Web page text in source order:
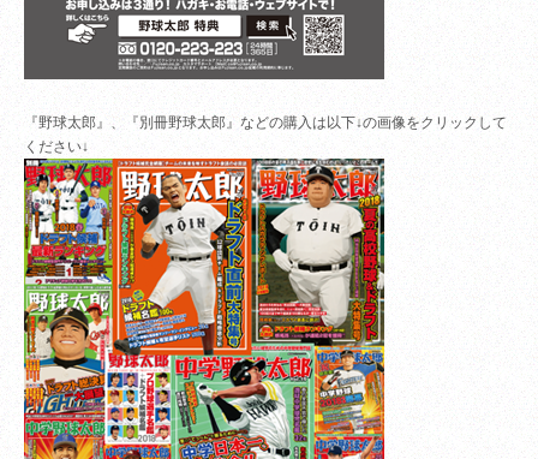
『野球太郎』、『別冊野球太郎』などの購入は以下↓の画像をクリックして
ください↓